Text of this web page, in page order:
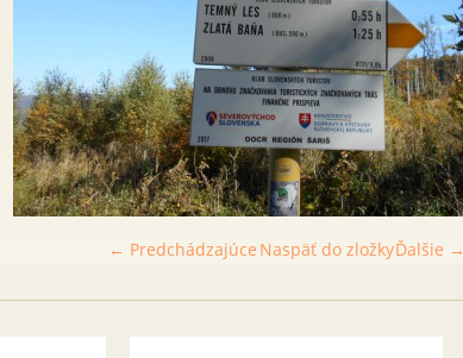
← Predchádzajúce Ďalšie →
Naspäť do zložky